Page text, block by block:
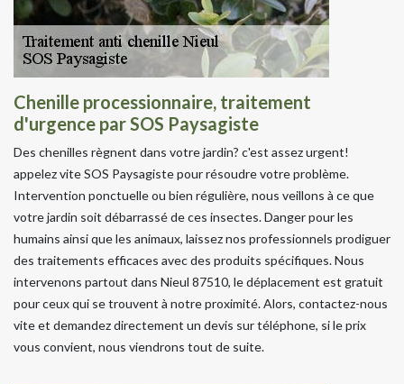
Chenille processionnaire, traitement
d'urgence par SOS Paysagiste
Des chenilles règnent dans votre jardin? c'est assez urgent!
appelez vite SOS Paysagiste pour résoudre votre problème.
Intervention ponctuelle ou bien régulière, nous veillons à ce que
votre jardin soit débarrassé de ces insectes. Danger pour les
humains ainsi que les animaux, laissez nos professionnels prodiguer
des traitements efficaces avec des produits spécifiques. Nous
intervenons partout dans Nieul 87510, le déplacement est gratuit
pour ceux qui se trouvent à notre proximité. Alors, contactez-nous
vite et demandez directement un devis sur téléphone, si le prix
vous convient, nous viendrons tout de suite.